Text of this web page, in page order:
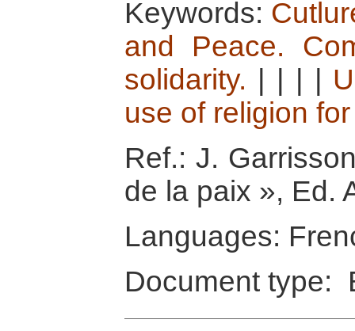
Keywords:
and Peace.
solidarity.
use of religion
Ref.: J.
de la paix », Ed.
Languages:
Document type: